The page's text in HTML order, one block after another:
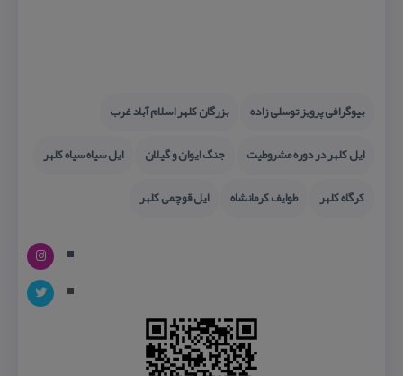
بیوگرافی پرویز توسلی زاده
بزرگان كلهر اسلام آباد غرب
ایل كلهر در دوره مشروطیت
جنگ ایوان و گیلان
ایل سیاه سیاه كلهر
كرگاه كلهر
طوایف كرمانشاه ایل قوچمی كلهر